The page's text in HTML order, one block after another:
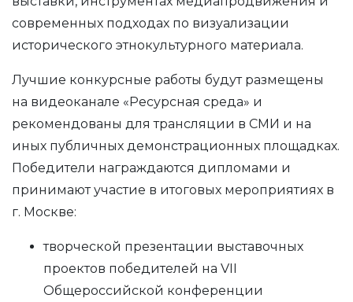
современных подходах по визуализации
исторического этнокультурного материала.
Лучшие конкурсные работы будут размещены
на видеоканале «Ресурсная среда» и
рекомендованы для трансляции в СМИ и на
иных публичных демонстрационных площадках.
Победители награждаются дипломами и
принимают участие в итоговых мероприятиях в
г. Москве:
творческой презентации выставочных
проектов победителей на VII
Общероссийской конференции